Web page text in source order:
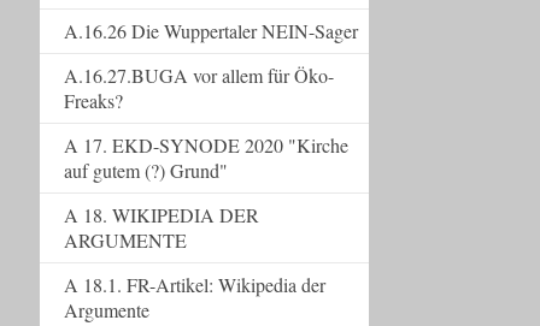
A.16.26 Die Wuppertaler NEIN-Sager
A.16.27.BUGA vor allem für Öko-
Freaks?
A 17. EKD-SYNODE 2020 "Kirche
auf gutem (?) Grund"
A 18. WIKIPEDIA DER
ARGUMENTE
A 18.1. FR-Artikel: Wikipedia der
Argumente